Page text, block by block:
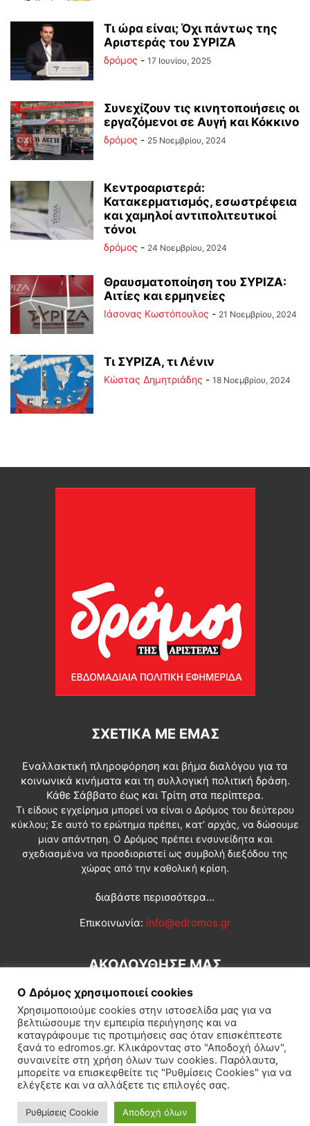
Τι ώρα είναι; Όχι πάντως της
Αριστεράς του ΣΥΡΙΖΑ
δρόμος - 17 Ιουνίου, 2025
Συνεχίζουν τις κινητοποιήσεις οι
εργαζόμενοι σε Αυγή και Κόκκινο
δρόμος - 25 Νοεμβρίου, 2024
Κεντροαριστερά:
Κατακερματισμός, εσωστρέφεια
και χαμηλοί αντιπολιτευτικοί
τόνοι
δρόμος - 24 Νοεμβρίου, 2024
Θραυσματοποίηση του ΣΥΡΙΖΑ:
Αιτίες και ερμηνείες
Ιάσονας Κωστόπουλος - 21 Νοεμβρίου, 2024
Τι ΣΥΡΙΖΑ, τι Λένιν
Kώστας Δημητριάδης - 18 Νοεμβρίου, 2024
ΣΧΕΤΙΚΆ ΜΕ ΕΜΆΣ
Εναλλακτική πληροφόρηση και βήμα διαλόγου για τα
κοινωνικά κινήματα και τη συλλογική πολιτική δράση.
Κάθε Σάββατο έως και Τρίτη στα περίπτερα.
Τι είδους εγχείρημα μπορεί να είναι ο Δρόμος του δεύτερου
κύκλου; Σε αυτό το ερώτημα πρέπει, κατ’ αρχάς, να δώσουμε
μιαν απάντηση. Ο Δρόμος πρέπει ενσυνείδητα και
σχεδιασμένα να προσδιοριστεί ως συμβολή διεξόδου της
χώρας από την καθολική κρίση.
διαβάστε περισσότερα...
Επικοινωνία: info@edromos.gr
ΑΚΟΛΟΥΘΗΣΕ ΜΑΣ
Εγγραφή συνδρομητή Πολιτική Διεθνή Κοινωνία
Πολιτισμός Αφιερώματα
Ο Δρόμος χρησιμοποιεί cookies
Χρησιμοποιούμε cookies στην ιστοσελίδα μας για να
βελτιώσουμε την εμπειρία περιήγησης και να
καταγράφουμε τις προτιμήσεις σας όταν επισκέπτεστε
ξανά το edromos.gr. Κλικάροντας στο "Αποδοχή όλων",
συναινείτε στη χρήση όλων των cookies. Παρόλαυτα,
μπορείτε να επισκεφθείτε τις "Ρυθμίσεις Cookies" για να
ελέγξετε και να αλλάξετε τις επιλογές σας.
Ρυθμίσεις Cookie Αποδοχή όλων